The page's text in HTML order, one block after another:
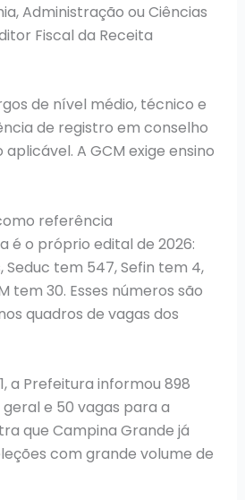
Administração ou Ciências
Fiscal da Receita
de nível médio, técnico e
de registro em conselho
A GCM exige ensino
referência
é o próprio edital de 2026:
Seduc tem 547, Sefin tem 4,
tem 30. Esses números são
quadros de vagas dos
a Prefeitura informou 898
e 50 vagas para a
que Campina Grande já
com grande volume de